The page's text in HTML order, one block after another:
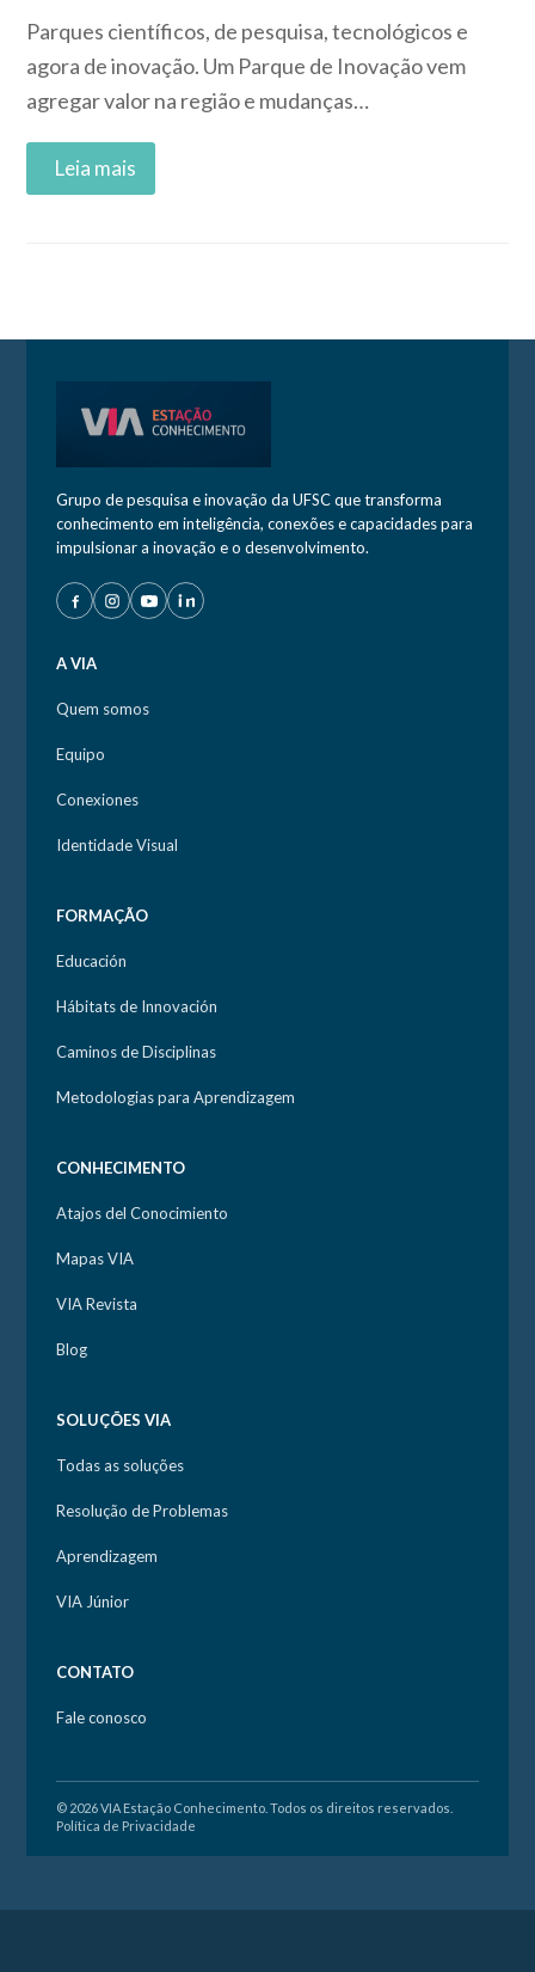
Parques científicos, de pesquisa, tecnológicos e
agora de inovação. Um Parque de Inovação vem
agregar valor na região e mudanças…
Grupo de pesquisa e inovação da UFSC que transforma
conhecimento em inteligência, conexões e capacidades para
impulsionar a inovação e o desenvolvimento.
A VIA
Quem somos
Equipo
Conexiones
Identidade Visual
FORMAÇÃO
Educación
Hábitats de Innovación
Caminos de Disciplinas
Metodologias para Aprendizagem
CONHECIMENTO
Atajos del Conocimiento
Mapas VIA
VIA Revista
Blog
SOLUÇÕES VIA
Todas as soluções
Resolução de Problemas
Aprendizagem
VIA Júnior
CONTATO
Fale conosco
© 2026 VIA Estação Conhecimento. Todos os direitos reservados.
Política de Privacidade